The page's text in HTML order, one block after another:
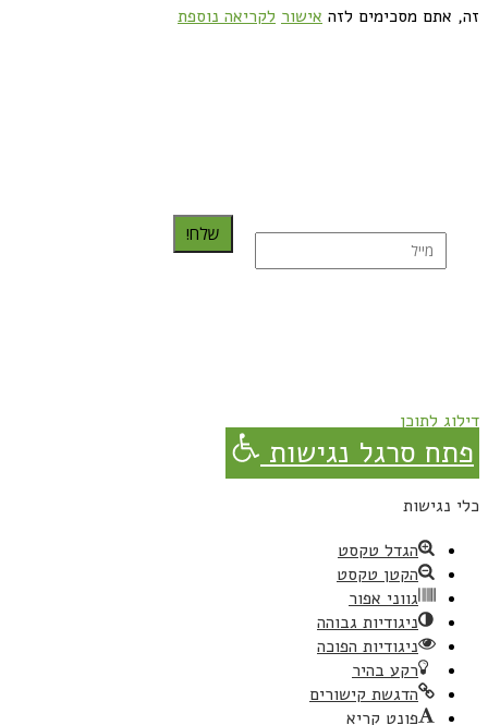
זה, אתם מסכימים לזה אישור לקריאה נוספת
שלח!
דילוג לתוכן
פתח סרגל נגישות
כלי נגישות
הגדל טקסט
הקטן טקסט
גווני אפור
ניגודיות גבוהה
ניגודיות הפוכה
רקע בהיר
הדגשת קישורים
פונט קריא